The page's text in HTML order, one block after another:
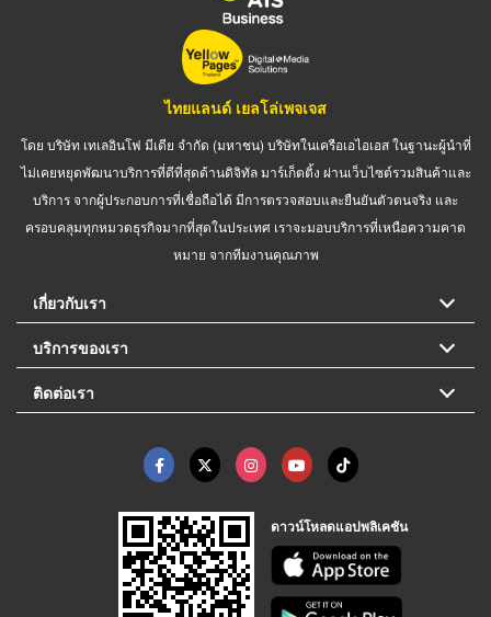
ไทยแลนด์ เยลโล่เพจเจส
โดย บริษัท เทเลอินโฟ มีเดีย จำกัด (มหาชน) บริษัทในเครือเอไอเอส ในฐานะผู้นำที่
ไม่เคยหยุดพัฒนาบริการที่ดีที่สุดด้านดิจิทัล มาร์เก็ตติ้ง ผ่านเว็บไซต์รวมสินค้าและ
บริการ จากผู้ประกอบการที่เชื่อถือได้ มีการตรวจสอบและยืนยันตัวตนจริง และ
ครอบคลุมทุกหมวดธุรกิจมากที่สุดในประเทศ เราจะมอบบริการที่เหนือความคาด
หมาย จากทีมงานคุณภาพ
เกี่ยวกับเรา
บริการของเรา
ติดต่อเรา
ดาวน์โหลดแอปพลิเคชัน